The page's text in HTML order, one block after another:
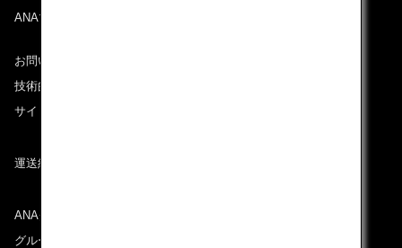
ANAマイレージクラブ
お問い合わせ
技術的なお問い合わせ（推奨環境）
サイトマップ
運送約款
ANAグループについて
グループ企業一覧